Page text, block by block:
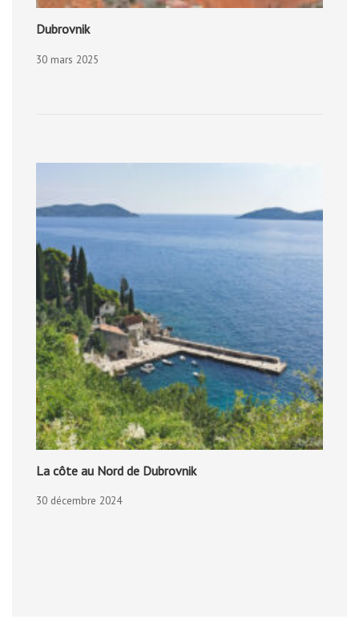
Dubrovnik
30 mars 2025
La côte au Nord de Dubrovnik
30 décembre 2024